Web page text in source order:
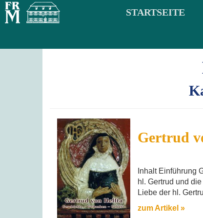
STARTSEITE
Gertrud
Inhalt Einführung
hl. Gertrud und
Liebe der hl.
zum Artikel »